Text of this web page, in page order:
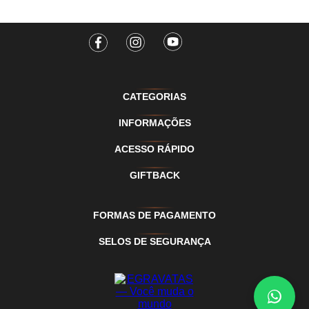
CATEGORIAS
INFORMAÇÕES
ACESSO RÁPIDO
GIFTBACK
FORMAS DE PAGAMENTO
SELOS DE SEGURANÇA